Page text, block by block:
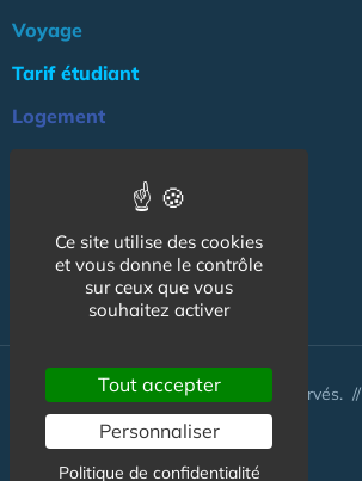
Voyage
Tarif étudiant
Logement
Association
NOS AUTRES SITES :
© CapCampus 2026 - Tous droits réservés. //
Ce site utilise des cookies
et vous donne le contrôle
sur ceux que vous
souhaitez activer
Tout accepter
Personnaliser
Politique de confidentialité